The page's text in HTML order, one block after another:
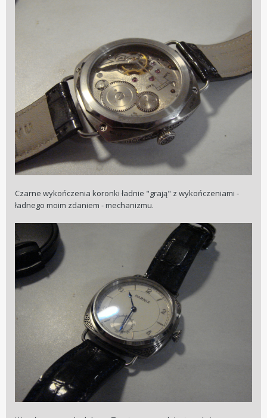
Czarne wykończenia koronki ładnie "grają" z wykończeniami -
ładnego moim zdaniem - mechanizmu.